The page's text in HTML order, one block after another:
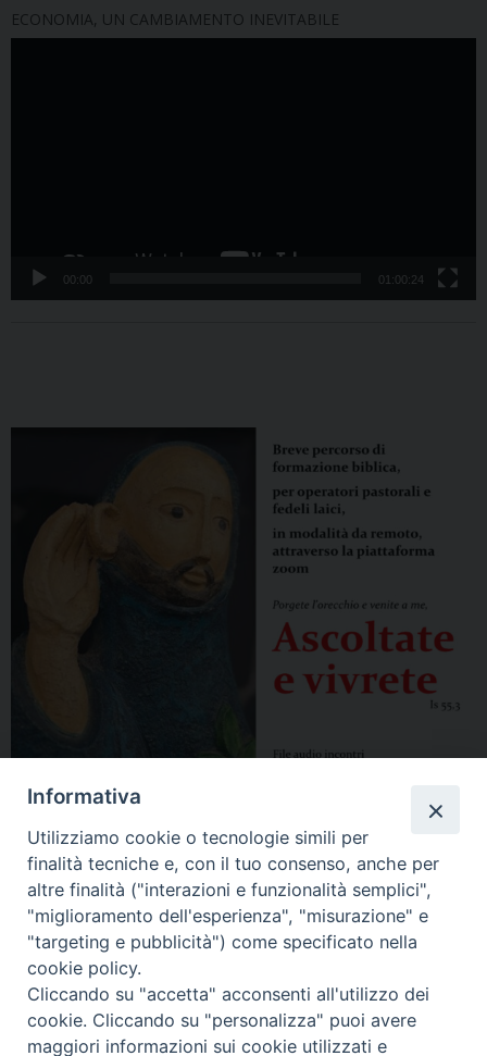
ECONOMIA, UN CAMBIAMENTO INEVITABILE
00:00 01:00:24
Informativa
Utilizziamo cookie o tecnologie simili per
finalità tecniche e, con il tuo consenso, anche per
altre finalità ("interazioni e funzionalità semplici",
"miglioramento dell'esperienza", "misurazione" e
"targeting e pubblicità") come specificato nella
cookie policy.
Cliccando su "accetta" acconsenti all'utilizzo dei
cookie. Cliccando su "personalizza" puoi avere
maggiori informazioni sui cookie utilizzati e